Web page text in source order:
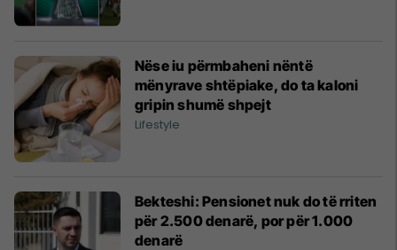
Nëse iu përmbaheni nëntë
mënyrave shtëpiake, do ta kaloni
gripin shumë shpejt
Lifestyle
Bekteshi: Pensionet nuk do të rriten
për 2.500 denarë, por për 1.000
denarë